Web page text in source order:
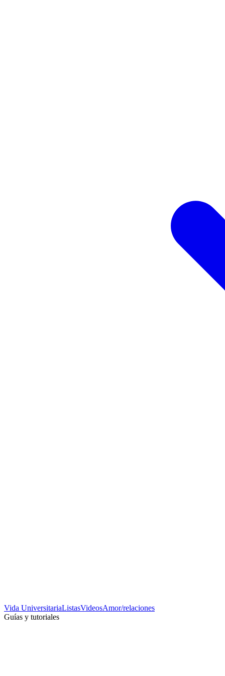
Vida UniversitariaListasVideosAmor/relaciones
Guías y tutoriales